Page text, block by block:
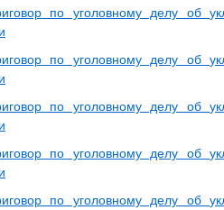
по уголовному делу об
по уголовному делу об
по уголовному делу об
по уголовному делу об
по уголовному делу об